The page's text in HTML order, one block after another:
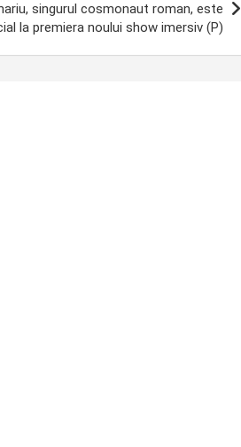
singurul cosmonaut roman, este
la premiera noului show imersiv (P)